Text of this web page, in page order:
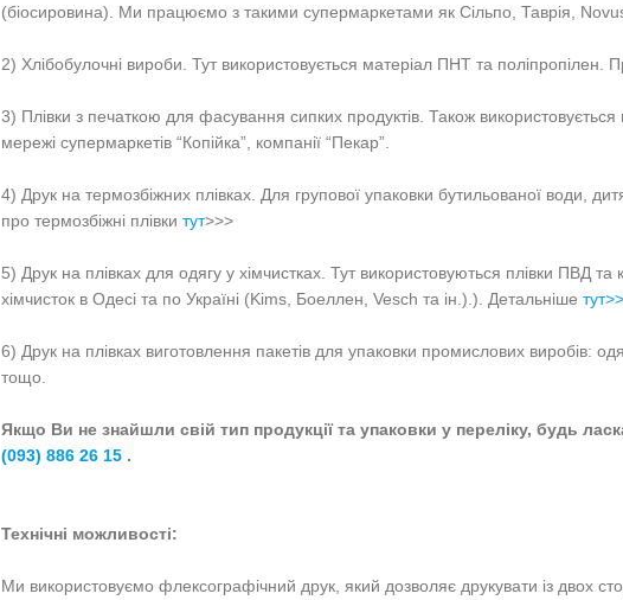
(біосировина). Ми працюємо з такими супермаркетами як Сільпо, Таврія,
2) Хлібобулочні вироби. Тут використовується матеріал ПНТ та
3) Плівки з печаткою для фасування сипких продуктів. Також
мережі супермаркетів “Копійка”, компанії “Пекар”.
4) Друк на термозбіжних плівках. Для групової упаковки бутильованої води,
про термозбіжні плівки тут>>>
5) Друк на плівках для одягу у хімчистках. Тут використовуються плівки ПВД
хімчисток в Одесі та по Україні (Kims, Боеллен, Vesch та ін.). ). Детальніше
6) Друк на плівках виготовлення пакетів для упаковки промислових виробів:
тощо.
Якщо Ви не знайшли свій тип продукції та упаковки у переліку, будь
(093) 886 26 15 .
Технічні можливості:
Ми використовуємо флексографічний друк, який дозволяє друкувати із двох